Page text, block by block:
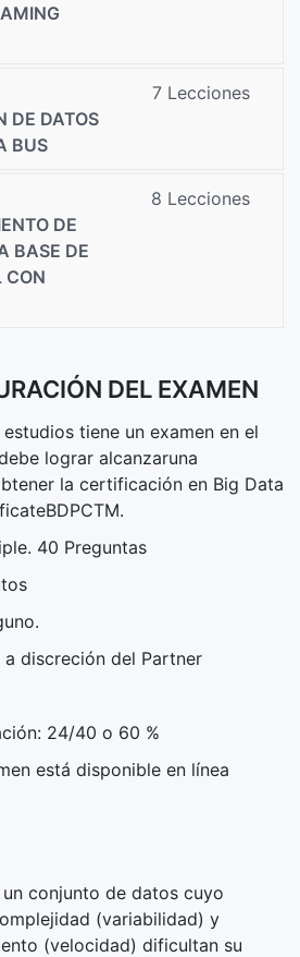
DE DATOS
BUS
7 Lecciones
DE
BASE DE
CON
8 Lecciones
DEL EXAMEN
tiene un examen en el
lograr alcanzaruna
la certificación en Big Data
40 Preguntas
a discreción del Partner
24/40 o 60 %
está disponible en línea
conjunto de datos cuyo
(variabilidad) y
(velocidad) dificultan su